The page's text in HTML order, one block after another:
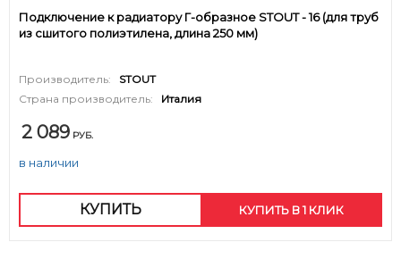
Подключение к радиатору Г-образное STOUT - 16 (для труб
из сшитого полиэтилена, длина 250 мм)
Производитель:
STOUT
Страна производитель:
Италия
2 089 РУБ.
в наличии
КУПИТЬ КУПИТЬ В 1 КЛИК